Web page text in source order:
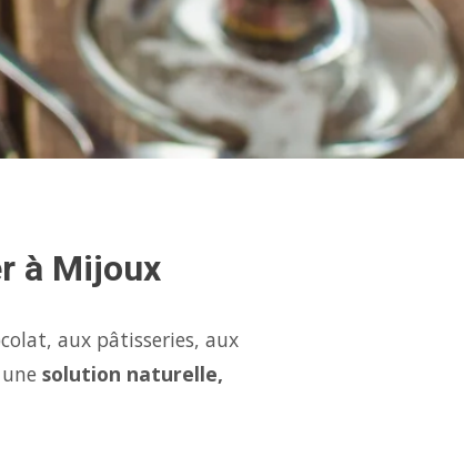
à Mijoux
aux pâtisseries, aux
solution naturelle,